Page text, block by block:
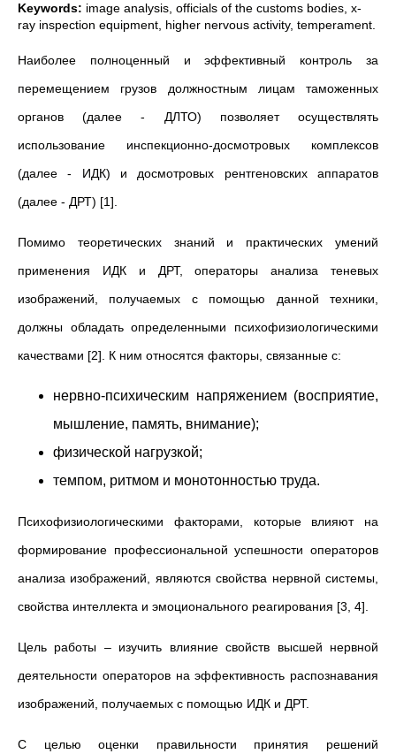
Keywords: image analysis, officials of the customs bodies, x-
ray inspection equipment, higher nervous activity, temperament.
Наиболее полноценный и эффективный контроль за
перемещением грузов должностным лицам таможенных
органов (далее - ДЛТО) позволяет осуществлять
использование инспекционно-досмотровых комплексов
(далее - ИДК) и досмотровых рентгеновских аппаратов
(далее - ДРТ) [1].
Помимо теоретических знаний и практических умений
применения ИДК и ДРТ, операторы анализа теневых
изображений, получаемых с помощью данной техники,
должны обладать определенными психофизиологическими
качествами [2]. К ним относятся факторы, связанные с:
нервно-психическим напряжением (восприятие,
мышление, память, внимание);
физической нагрузкой;
темпом, ритмом и монотонностью труда.
Психофизиологическими факторами, которые влияют на
формирование профессиональной успешности операторов
анализа изображений, являются свойства нервной системы,
свойства интеллекта и эмоционального реагирования [3, 4].
Цель работы – изучить влияние свойств высшей нервной
деятельности операторов на эффективность распознавания
изображений, получаемых с помощью ИДК и ДРТ.
С целью оценки правильности принятия решений